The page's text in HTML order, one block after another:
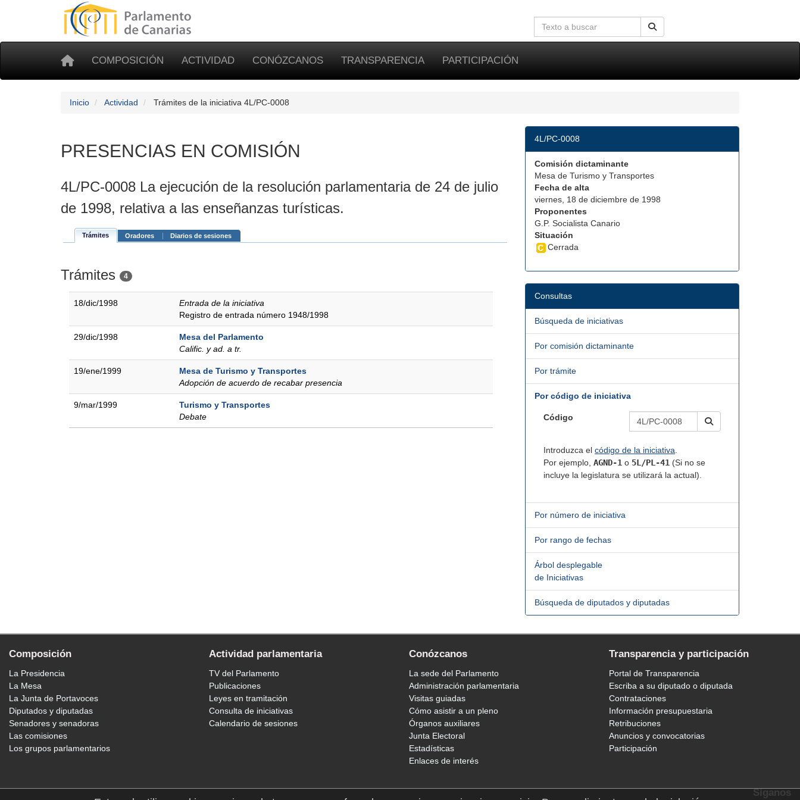
COMPOSICIÓN ACTIVIDAD CONÓZCANOS TRANSPARENCIA PARTICIPACIÓN
Inicio Actividad Trámites de la iniciativa 4L/PC-0008
PRESENCIAS EN COMISIÓN
4L/PC-0008 La ejecución de la resolución parlamentaria de 24 de julio
de 1998, relativa a las enseñanzas turísticas.
Trámites Oradores Diarios de sesiones
Trámites 4
18/dic/1998
Entrada de la iniciativa
Registro de entrada número 1948/1998
29/dic/1998
Mesa del Parlamento
Calific. y ad. a tr.
19/ene/1999
Mesa de Turismo y Transportes
Adopción de acuerdo de recabar presencia
9/mar/1999
Turismo y Transportes
Debate
4L/PC-0008
Comisión dictaminante
Mesa de Turismo y Transportes
Fecha de alta
viernes, 18 de diciembre de 1998
Proponentes
G.P. Socialista Canario
Situación
Cerrada
Consultas
Búsqueda de iniciativas
Por comisión dictaminante
Por trámite
Por código de iniciativa
Código
Introduzca el código de la iniciativa.
Por ejemplo, AGND-1 o 5L/PL-41 (Si no se
incluye la legislatura se utilizará la actual).
Por número de iniciativa
Por rango de fechas
Árbol desplegable
de Iniciativas
Búsqueda de diputados y diputadas
Composición
La Presidencia
La Mesa
La Junta de Portavoces
Diputados y diputadas
Senadores y senadoras
Las comisiones
Los grupos parlamentarios
Actividad parlamentaria
TV del Parlamento
Publicaciones
Leyes en tramitación
Consulta de iniciativas
Calendario de sesiones
Conózcanos
La sede del Parlamento
Administración parlamentaria
Visitas guiadas
Cómo asistir a un pleno
Órganos auxiliares
Junta Electoral
Estadísticas
Enlaces de interés
Transparencia y participación
Portal de Transparencia
Escriba a su diputado o diputada
Contrataciones
Información presupuestaria
Retribuciones
Anuncios y convocatorias
Participación
Síganos